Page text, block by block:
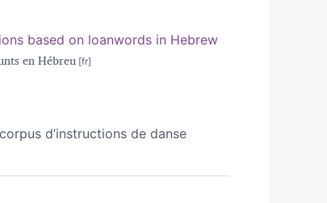
based on loanwords in Hebrew
en Hébreu
d’instructions de danse